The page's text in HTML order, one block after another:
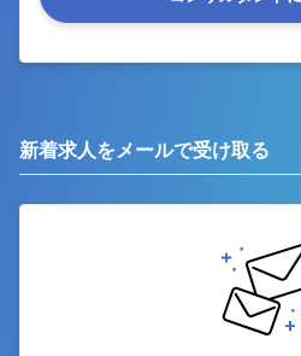
新着求人をメールで受け取る